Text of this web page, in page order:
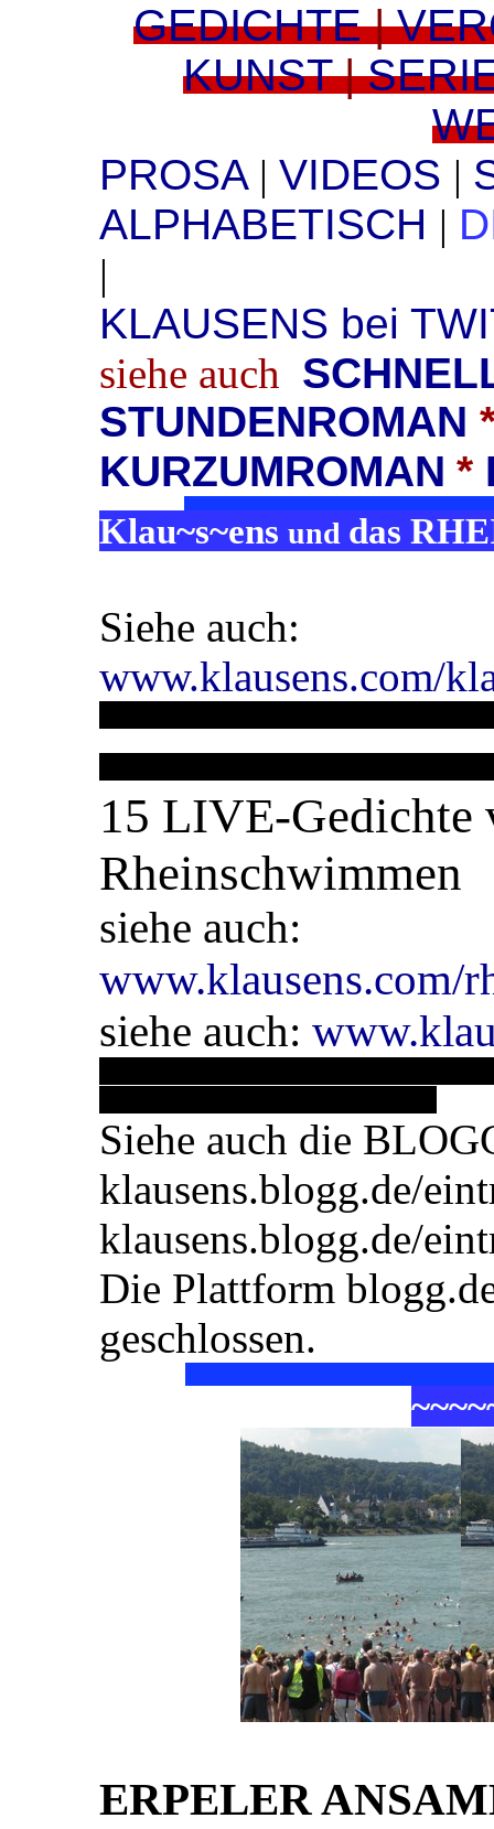
GEDICHTE|
KUNST|
PROSA | VIDEOS |
ALPHABETISCH |
|
KLAUSENS bei
siehe auch
STUNDENROMAN
KURZUMROMAN *
Klau~s~ens und das
Siehe auch:
www.klausens.com/
15 LIVE-Gedichte
Rheinschwimmen
siehe auch:
www.klausens.com/
siehe auch:
Siehe auch die
klausens.blogg.de/
klausens.blogg.de/
Die Plattform
geschlossen.
~~~~
ERPELER